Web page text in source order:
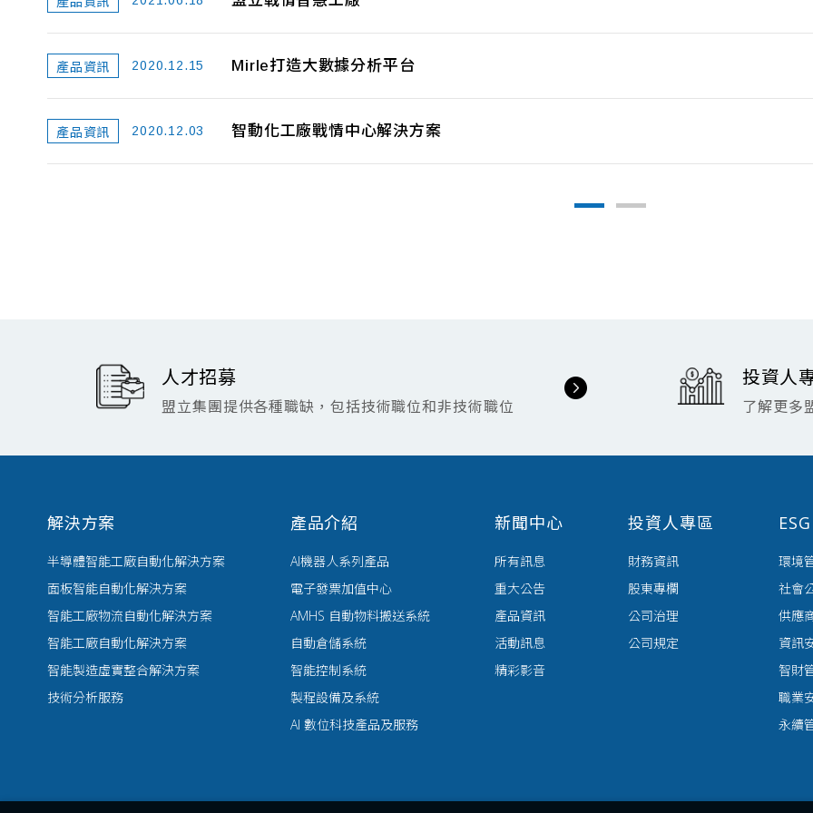
產品資訊 2020.12.15 Mirle打造大數據分析平台
產品資訊 2020.12.03 智動化工廠戰情中心解決方案
人才招募
盟立集團提供各種職缺，包括技術職位和非技術職位
投資人
了解更多
解決方案
半導體智能工廠自動化解決方案
面板智能自動化解決方案
智能工廠物流自動化解決方案
智能工廠自動化解決方案
智能製造虛實整合解決方案
技術分析服務
產品介紹
AI機器人系列產品
電子發票加值中心
AMHS 自動物料搬送系統
自動倉儲系統
智能控制系統
製程設備及系統
AI 數位科技產品及服務
新聞中心
所有訊息
重大公告
產品資訊
活動訊息
精彩影音
投資人專區
財務資訊
股東專欄
公司治理
公司規定
環境
社會
供應
資訊
智財
職業
永續